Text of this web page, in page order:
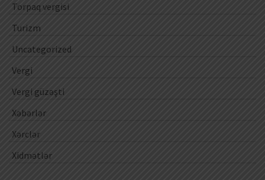
Torpaq vergisi
Turizm
Uncategorized
Vergi
Vergi güzəşti
Xəbərlər
Xərclər
Xidmətlər